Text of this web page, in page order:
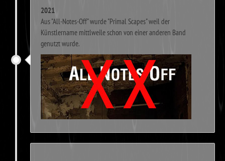
2021
Aus "All-Notes-Off" wurde "Primal Scapes" weil der
Künstlername mittlweile schon von einer anderen Band
genutzt wurde.